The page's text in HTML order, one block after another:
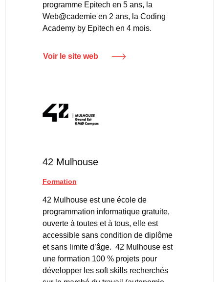
programme Epitech en 5 ans, la
Web@cademie en 2 ans, la Coding
Academy by Epitech en 4 mois.
Voir le site web
42 Mulhouse
Formation
42 Mulhouse est une école de
programmation informatique gratuite,
ouverte à toutes et à tous, elle est
accessible sans condition de diplôme
et sans limite d’âge. 42 Mulhouse est
une formation 100 % projets pour
développer les soft skills recherchés